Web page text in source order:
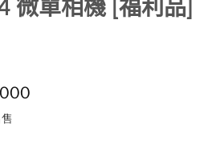
微單相機 [福利品]